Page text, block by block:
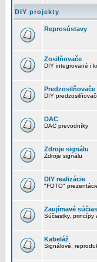
DIY projekty
Reprosústavy
Zosilňovače
DIY integrované i
Predzosilňovače
DIY
DAC
DAC prevodníky
Zdroje signálu
Zdroje signálu
DIY realizácie
"FOTO"
Zaujímavé
Súčiastky, princípy
Kabeláž
Signálové,